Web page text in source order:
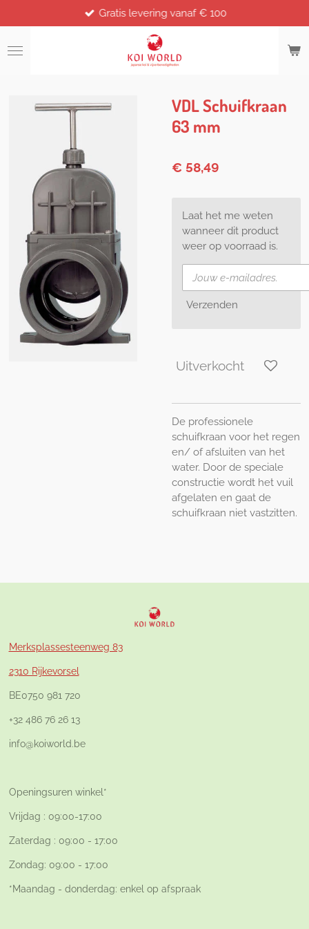
direct
naar
de
Gratis levering vanaf € 100
VDL Schuifkraan
63 mm
€ 58,49
Laat het me weten
wanneer dit product
weer op voorraad is.
Verzenden
Uitverkocht
De professionele
schuifkraan voor het regen
en/ of afsluiten van het
water. Door de speciale
constructie wordt het vuil
afgelaten en gaat de
schuifkraan niet vastzitten.
Merksplassesteenweg 83
2310 Rijkevorsel
BE0750 981 720
+32 486 76 26 13
info@koiworld.be
Openingsuren winkel*
Vrijdag : 09:00-17:00
Zaterdag : 09:00 - 17:00
Zondag: 09:00 - 17:00
*Maandag - donderdag: enkel op afspraak